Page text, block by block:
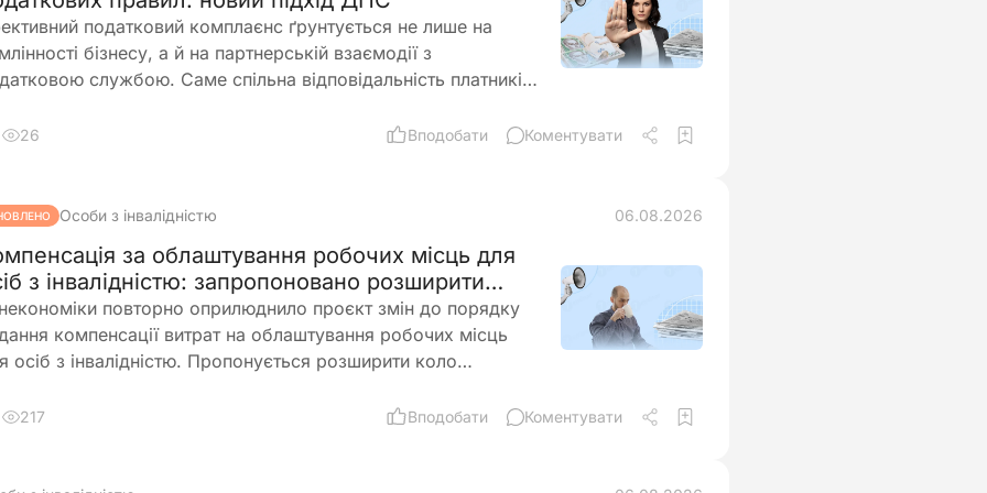
податковий комплаєнс ґрунтується не лише на
бізнесу, а й на партнерській взаємодії з
службою. Саме спільна відповідальність платників
допомагають мінімізувати податкові ризики та
26 Вподобати Коментувати
Особи з інвалідністю 06.08.2026
за облаштування робочих місць для
з інвалідністю: запропоновано розширити
повторно оприлюднило проєкт змін до порядку
компенсації витрат на облаштування робочих місць
осіб з інвалідністю. Пропонується розширити коло
уточнити вимоги до документів та умов оплати
217 Вподобати Коментувати